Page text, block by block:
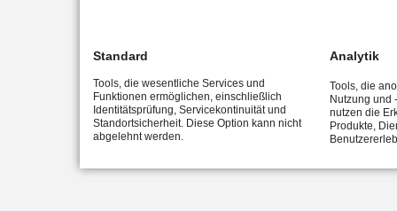
Standard
Tools, die wesentliche Services und
Funktionen ermöglichen, einschließlich
Identitätsprüfung, Servicekontinuität und
Standortsicherheit. Diese Option kann nicht
abgelehnt werden.
Analytik
Tools, die
Nutzung und
nutzen die
Produkte,